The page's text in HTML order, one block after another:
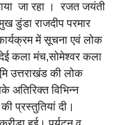
जा रहा । रजत जयंती
डुंडा राजदीप परमार
में सूचना एवं लोक
कला मंच,सोमेश्वर कला
उत्तराखंड की लोक
अतिरिक्त विभिन्न
की प्रस्तुतियां दी।